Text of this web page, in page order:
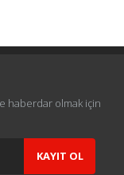
haberdar olmak için
KAYIT OL